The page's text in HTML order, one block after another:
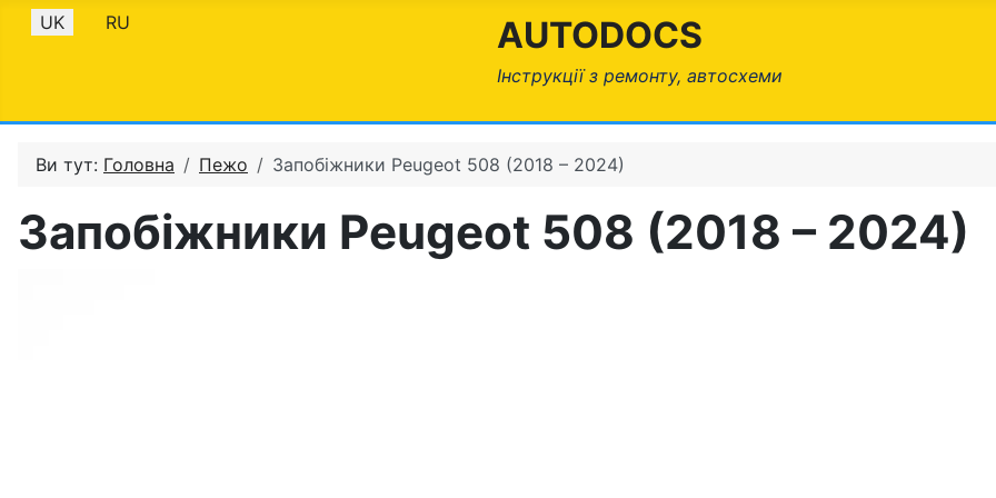
Оберіть свою мову
UK RU AUTODOCS
Інструкції з ремонту, автосхеми
Ви тут: Головна Пежо Запобіжники Peugeot 508 (2018 – 2024)
Запобіжники Peugeot 508 (2018 – 2024)